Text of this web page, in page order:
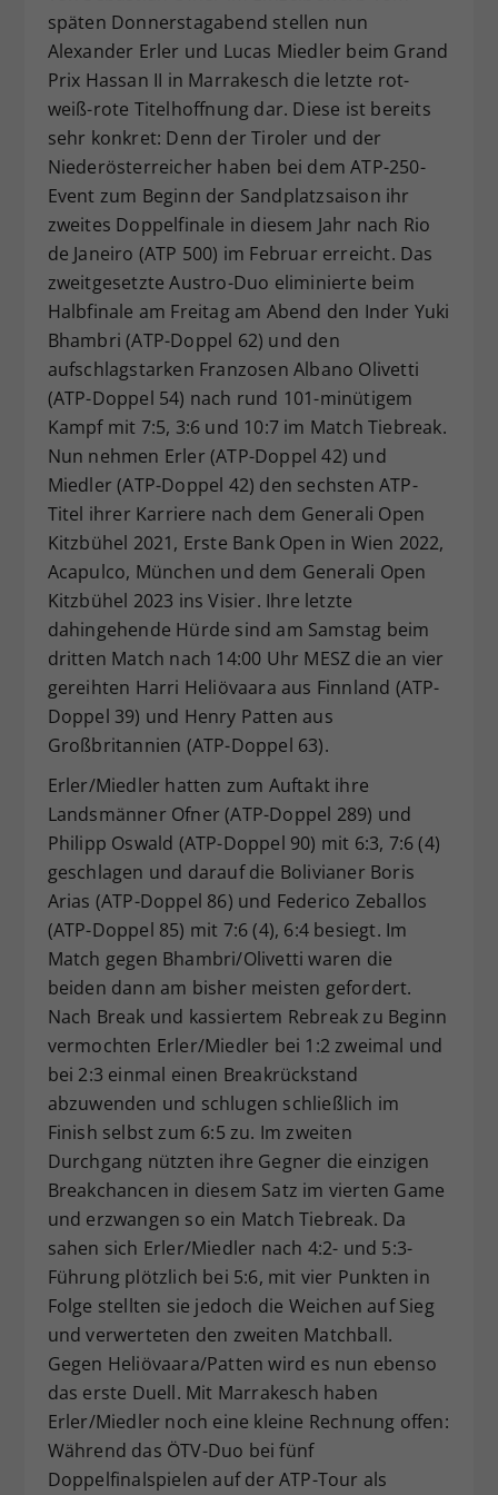
späten Donnerstagabend stellen nun
Alexander Erler und Lucas Miedler beim Grand
Prix Hassan II in Marrakesch die letzte rot-
weiß-rote Titelhoffnung dar. Diese ist bereits
sehr konkret: Denn der Tiroler und der
Niederösterreicher haben bei dem ATP-250-
Event zum Beginn der Sandplatzsaison ihr
zweites Doppelfinale in diesem Jahr nach Rio
de Janeiro (ATP 500) im Februar erreicht. Das
zweitgesetzte Austro-Duo eliminierte beim
Halbfinale am Freitag am Abend den Inder Yuki
Bhambri (ATP-Doppel 62) und den
aufschlagstarken Franzosen Albano Olivetti
(ATP-Doppel 54) nach rund 101-minütigem
Kampf mit 7:5, 3:6 und 10:7 im Match Tiebreak.
Nun nehmen Erler (ATP-Doppel 42) und
Miedler (ATP-Doppel 42) den sechsten ATP-
Titel ihrer Karriere nach dem Generali Open
Kitzbühel 2021, Erste Bank Open in Wien 2022,
Acapulco, München und dem Generali Open
Kitzbühel 2023 ins Visier. Ihre letzte
dahingehende Hürde sind am Samstag beim
dritten Match nach 14:00 Uhr MESZ die an vier
gereihten Harri Heliövaara aus Finnland (ATP-
Doppel 39) und Henry Patten aus
Großbritannien (ATP-Doppel 63).
Erler/Miedler hatten zum Auftakt ihre
Landsmänner Ofner (ATP-Doppel 289) und
Philipp Oswald (ATP-Doppel 90) mit 6:3, 7:6 (4)
geschlagen und darauf die Bolivianer Boris
Arias (ATP-Doppel 86) und Federico Zeballos
(ATP-Doppel 85) mit 7:6 (4), 6:4 besiegt. Im
Match gegen Bhambri/Olivetti waren die
beiden dann am bisher meisten gefordert.
Nach Break und kassiertem Rebreak zu Beginn
vermochten Erler/Miedler bei 1:2 zweimal und
bei 2:3 einmal einen Breakrückstand
abzuwenden und schlugen schließlich im
Finish selbst zum 6:5 zu. Im zweiten
Durchgang nützten ihre Gegner die einzigen
Breakchancen in diesem Satz im vierten Game
und erzwangen so ein Match Tiebreak. Da
sahen sich Erler/Miedler nach 4:2- und 5:3-
Führung plötzlich bei 5:6, mit vier Punkten in
Folge stellten sie jedoch die Weichen auf Sieg
und verwerteten den zweiten Matchball.
Gegen Heliövaara/Patten wird es nun ebenso
das erste Duell. Mit Marrakesch haben
Erler/Miedler noch eine kleine Rechnung offen:
Während das ÖTV-Duo bei fünf
Doppelfinalspielen auf der ATP-Tour als
Zweck
Dieser Wert speichert Ihre Consent-
Einstellungen. Unter anderem eine
zufällig generierte ID, für die
historische Speicherung Ihrer
vorgenommen Einstellungen, falls der
Webseiten-Betreiber dies eingestellt
hat.